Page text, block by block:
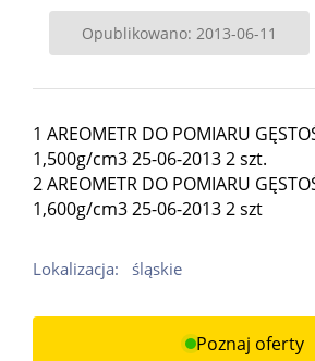
Opublikowano: 2013-06-11
1 AREOMETR DO POMIARU
1,500g/cm3 25-06-2013 2 szt.
2 AREOMETR DO POMIARU
1,600g/cm3 25-06-2013 2 szt
Lokalizacja: śląskie
Poznaj oferty